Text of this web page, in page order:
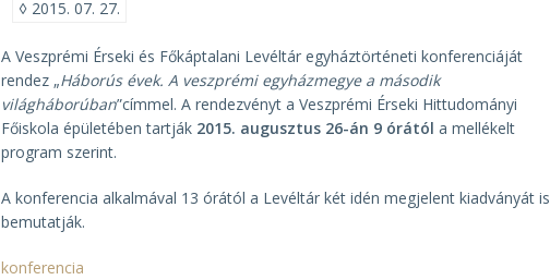
◊ 2015. 07. 27.
A Veszprémi Érseki és Főkáptalani Levéltár egyháztörténeti konferenciáját
rendez „Háborús évek. A veszprémi egyházmegye a második
világháborúban”címmel. A rendezvényt a Veszprémi Érseki Hittudományi
Főiskola épületében tartják 2015. augusztus 26-án 9 órától a mellékelt
program szerint.
A konferencia alkalmával 13 órától a Levéltár két idén megjelent kiadványát is
bemutatják.
konferencia